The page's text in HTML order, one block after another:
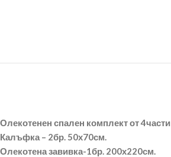
Олекотенен спален комплект от 4части
Калъфка – 2бр. 50х70см.
Олекотена завивка-1бр. 200х220см.